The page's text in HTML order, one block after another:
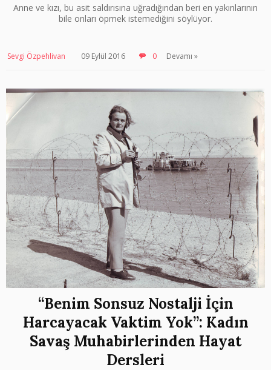
Anne ve kızı, bu asit saldırısına uğradığından beri en yakınlarının
bile onları öpmek istemediğini söylüyor.
Sevgi Özpehlivan 09 Eylül 2016 0 Devamı »
“Benim Sonsuz Nostalji İçin
Harcayacak Vaktim Yok”: Kadın
Savaş Muhabirlerinden Hayat
Dersleri